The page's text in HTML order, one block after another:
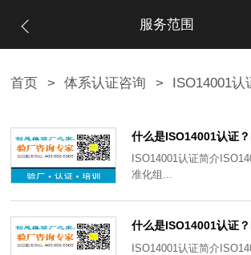
服务范围
首页 > 体系认证咨询 > ISO14001认
ISO14001认证简介
准化组...
ISO14001认证简介